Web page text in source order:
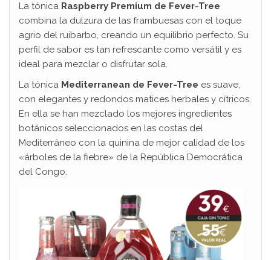
La tónica Raspberry Premium de Fever-Tree
combina la dulzura de las frambuesas con el toque
agrio del ruibarbo, creando un equilibrio perfecto. Su
perfil de sabor es tan refrescante como versátil y es
ideal para mezclar o disfrutar sola.
La tónica Mediterranean de Fever-Tree es suave,
con elegantes y redondos matices herbales y cítricos.
En ella se han mezclado los mejores ingredientes
botánicos seleccionados en las costas del
Mediterráneo con la quinina de mejor calidad de los
«árboles de la fiebre» de la República Democrática
del Congo.